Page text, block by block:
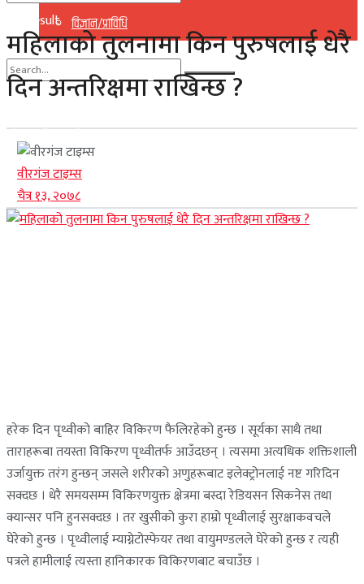
विज्ञान/प्राविधि
No Result
View All Result
No Result
View All Result
महिलाको तुलनामा किन पुरुषलाई धेरै
दिन अन्तरिक्षमा राखिन्छ ?
वीरगंज टाइम्स
चैत्र १३, २०७८
हरेक दिन पृथ्वीको बाहिर विकिरण फैलिरहेको हुन्छ । सूर्यका साथै तथा
ताराहरूबा तयस्ता विकिरण पृथ्वीतर्फ आउँदछन् । त्यसमा अत्यधिक शक्तिशाली
उर्जायुक्त तरंग हुन्छन् जसले शरीरको अणुहरूबाट इलेक्ट्रोनलाई नष्ट गरिदिन
सक्दछ । धेरै समयसम्म विकिरणयुक्त क्षेत्रमा बस्दा रेडियसन सिकनेस तथा
क्यान्सर पनि हुनसक्दछ । तर खुसीको कुरा हाम्रो पृथ्वीलाई सुरक्षाकवचले
घेरेको हुन्छ । पृथ्वीलाई म्याग्नेटोस्फेयर तथा वायुमण्डलले घेरेको हुन्छ र त्यही
पत्रले हामीलाई त्यस्ता हानिकारक विकिरणबाट बचाउँछ ।